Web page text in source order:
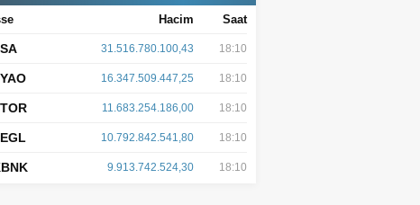
Hacim Saat
31.516.780.100,43 18:10
16.347.509.447,25 18:10
11.683.254.186,00 18:10
10.792.842.541,80 18:10
9.913.742.524,30 18:10